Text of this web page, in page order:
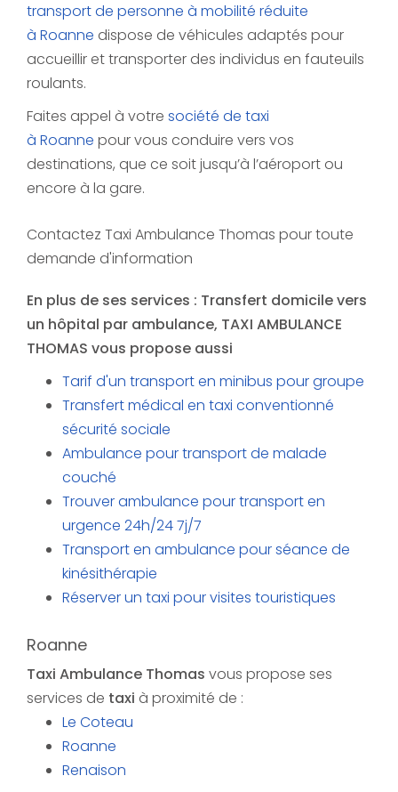
transport de personne à mobilité réduite
à Roanne dispose de véhicules adaptés pour
accueillir et transporter des individus en fauteuils
roulants.
Faites appel à votre société de taxi
à Roanne pour vous conduire vers vos
destinations, que ce soit jusqu’à l’aéroport ou
encore à la gare.
Contactez Taxi Ambulance Thomas pour toute
demande d'information
En plus de ses services : Transfert domicile vers
un hôpital par ambulance, TAXI AMBULANCE
THOMAS vous propose aussi
Tarif d'un transport en minibus pour groupe
Transfert médical en taxi conventionné
sécurité sociale
Ambulance pour transport de malade
couché
Trouver ambulance pour transport en
urgence 24h/24 7j/7
Transport en ambulance pour séance de
kinésithérapie
Réserver un taxi pour visites touristiques
Roanne
Taxi Ambulance Thomas vous propose ses
services de taxi à proximité de :
Le Coteau
Roanne
Renaison